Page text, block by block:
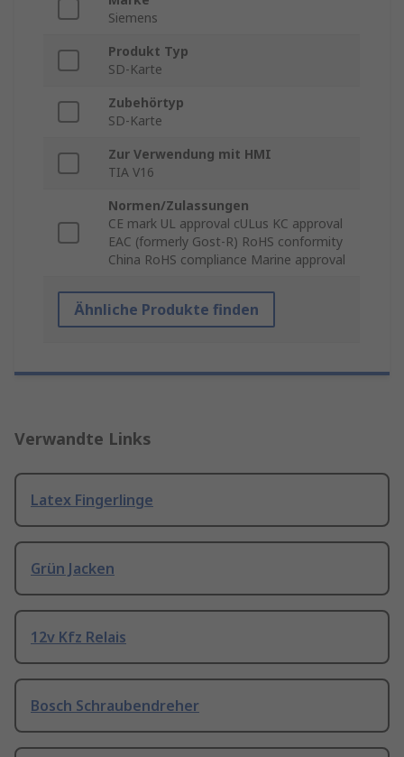
Siemens
Produkt Typ
SD-Karte
Zubehörtyp
SD-Karte
Zur Verwendung mit HMI
TIA V16
Normen/Zulassungen
CE mark UL approval cULus KC approval
EAC (formerly Gost-R) RoHS conformity
China RoHS compliance Marine approval
Ähnliche Produkte finden
Verwandte Links
Latex Fingerlinge
Grün Jacken
12v Kfz Relais
Bosch Schraubendreher